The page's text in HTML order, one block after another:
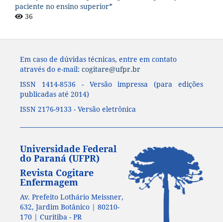
paciente no ensino superior*
36
Em caso de dúvidas técnicas, entre em contato
através do e-mail: cogitare@ufpr.br
ISSN 1414-8536 - Versão impressa (para edições
publicadas até 2014)
ISSN 2176-9133 - Versão eletrônica
Universidade Federal
do Paraná (UFPR)
Revista Cogitare
Enfermagem
Av. Prefeito Lothário Meissner,
632, Jardim Botânico | 80210-
170 | Curitiba - PR